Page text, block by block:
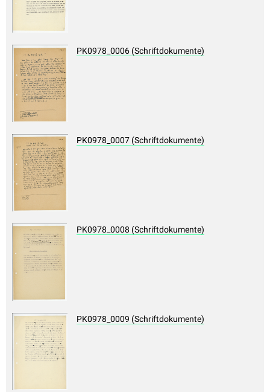
PK0978_0006 (Schriftdokumente)
PK0978_0007 (Schriftdokumente)
PK0978_0008 (Schriftdokumente)
PK0978_0009 (Schriftdokumente)